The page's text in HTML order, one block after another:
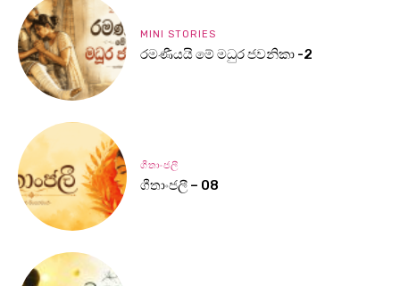
MINI STORIES
රමණීයයි මේ මධුර ජවනිකා -2
ගීතාංජලී
ගීතාංජලී – 08